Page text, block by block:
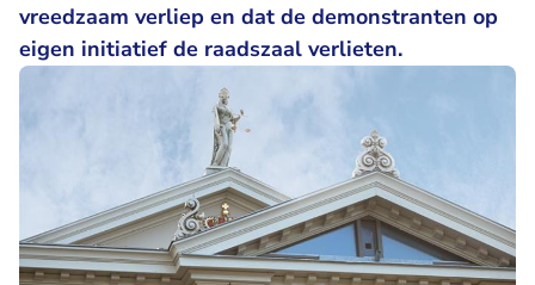
vreedzaam verliep en dat de demonstranten op
eigen initiatief de raadszaal verlieten.